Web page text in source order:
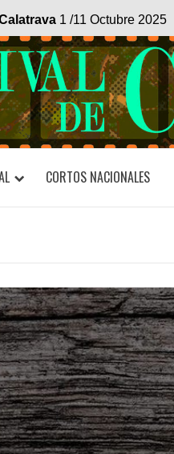
1 /11 Octubre 2025
CORTOS NACIONALES